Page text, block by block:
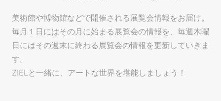
美術館や博物館などで開催される展覧会情報をお届け。
毎月１日にはその月に始まる展覧会の情報を、毎週木曜
日にはその週末に終わる展覧会の情報を更新していきま
す。
ZIELと一緒に、アートな世界を堪能しましょう！